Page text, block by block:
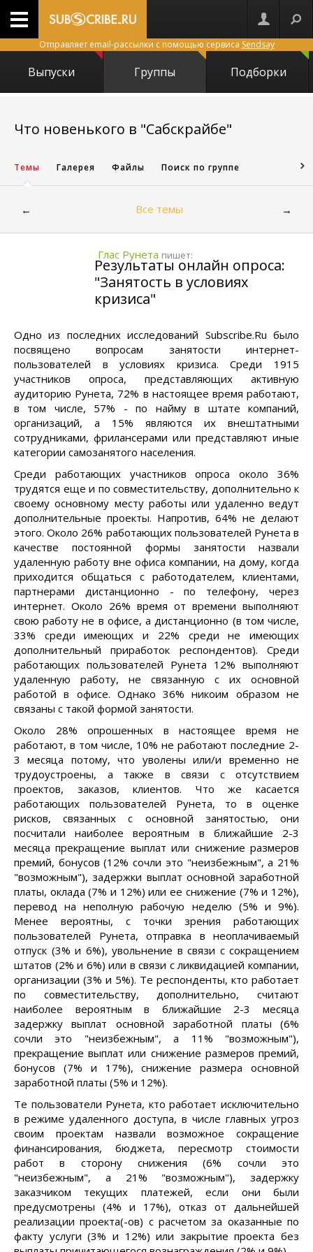
Отправляет email-рассылки с помощью сервиса Sendsay
Выпуски Группы Подборки
Что новенького в "Сабскрайбе"
Темы Галерея Файлы Поиск по группе
← Все темы →
Глас Рунета пишет:
Результаты онлайн опроса:
"Занятость в условиях
кризиса"
Одно из последних исследований Subscribe.Ru было
посвящено вопросам занятости интернет-
пользователей в условиях кризиса. Среди 1915
участников опроса, представляющих активную
аудиторию Рунета, 72% в настоящее время работают,
в том числе, 57% - по найму в штате компаний,
организаций, а 15% являются их внештатными
сотрудниками, фрилансерами или представляют иные
категории самозанятого населения.
Среди работающих участников опроса около 36%
трудятся еще и по совместительству, дополнительно к
своему основному месту работы или удаленно ведут
дополнительные проекты. Напротив, 64% не делают
этого. Около 26% работающих пользователей Рунета в
качестве постоянной формы занятости назвали
удаленную работу вне офиса компании, на дому, когда
приходится общаться с работодателем, клиентами,
партнерами дистанционно - по телефону, через
интернет. Около 26% время от времени выполняют
свою работу не в офисе, а дистанционно (в том числе,
33% среди имеющих и 22% среди не имеющих
дополнительный приработок респондентов). Среди
работающих пользователей Рунета 12% выполняют
удаленную работу, не связанную с их основной
работой в офисе. Однако 36% никоим образом не
связаны с такой формой занятости.
Около 28% опрошенных в настоящее время не
работают, в том числе, 10% не работают последние 2-
3 месяца потому, что уволены или/и временно не
трудоустроены, а также в связи с отсутствием
проектов, заказов, клиентов. Что же касается
работающих пользователей Рунета, то в оценке
рисков, связанных с основной занятостью, они
посчитали наиболее вероятным в ближайшие 2-3
месяца прекращение выплат или снижение размеров
премий, бонусов (12% сочли это "неизбежным", а 21%
"возможным"), задержки выплат основной заработной
платы, оклада (7% и 12%) или ее снижение (7% и 12%),
перевод на неполную рабочую неделю (5% и 9%).
Менее вероятны, с точки зрения работающих
пользователей Рунета, отправка в неоплачиваемый
отпуск (3% и 6%), увольнение в связи с сокращением
штатов (2% и 6%) или в связи с ликвидацией компании,
организации (3% и 5%). Те респонденты, кто работает
по совместительству, дополнительно, считают
наиболее вероятным в ближайшие 2-3 месяца
задержку выплат основной заработной платы (6%
сочли это "неизбежным", а 11% "возможным"),
прекращение выплат или снижение размеров премий,
бонусов (7% и 17%), снижение размера основной
заработной платы (5% и 12%).
Те пользователи Рунета, кто работает исключительно
в режиме удаленного доступа, в числе главных угроз
своим проектам назвали возможное сокращение
финансирования, бюджета, пересмотр стоимости
работ в сторону снижения (6% сочли это
"неизбежным", а 21% "возможным"), задержку
заказчиком текущих платежей, если они были
предусмотрены (4% и 17%), отказ от дальнейшей
реализации проекта(-ов) с расчетом за оказанные по
факту услуги (3% и 12%) или закрытие проекта без